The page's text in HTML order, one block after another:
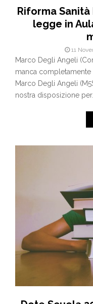
Riforma
legge in
11
Marco Degli Angeli
manca completamente
Marco Degli Angeli
nostra disposizione